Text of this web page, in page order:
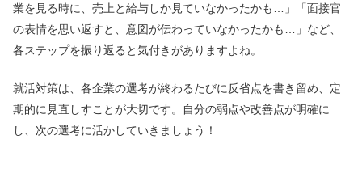
業を見る時に、売上と給与しか見ていなかったかも…」「面接官
の表情を思い返すと、意図が伝わっていなかったかも…」など、
各ステップを振り返ると気付きがありますよね。
就活対策は、各企業の選考が終わるたびに反省点を書き留め、定
期的に見直しすことが大切です。自分の弱点や改善点が明確に
し、次の選考に活かしていきましょう！